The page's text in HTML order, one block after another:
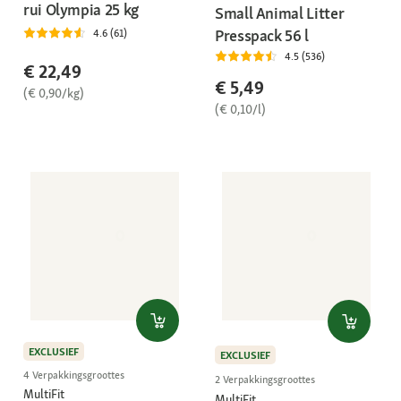
rui Olympia 25 kg
4.6 (61)
€ 22,49
(€ 0,90/kg)
Small Animal Litter
Presspack 56 l
4.5 (536)
€ 5,49
(€ 0,10/l)
EXCLUSIEF
4 Verpakkingsgroottes
MultiFit
EXCLUSIEF
2 Verpakkingsgroottes